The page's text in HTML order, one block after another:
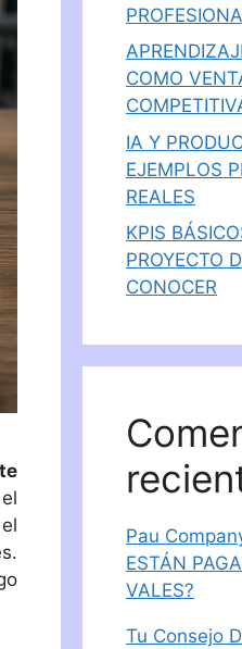
COMO
IA Y
EJEMPLOS
REALES
KPIS
PROYECTO
CONOCER
Pau
ESTÁN
VALES?
Tu Consejo